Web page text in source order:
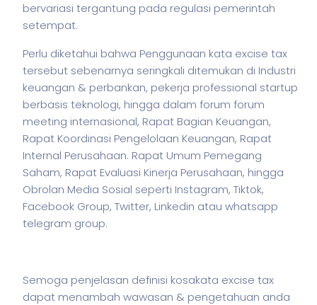
bervariasi tergantung pada regulasi pemerintah
setempat.
Perlu diketahui bahwa Penggunaan kata excise tax
tersebut sebenarnya seringkali ditemukan di Industri
keuangan & perbankan, pekerja professional startup
berbasis teknologi, hingga dalam forum forum
meeting internasional, Rapat Bagian Keuangan,
Rapat Koordinasi Pengelolaan Keuangan, Rapat
Internal Perusahaan. Rapat Umum Pemegang
Saham, Rapat Evaluasi Kinerja Perusahaan, hingga
Obrolan Media Sosial seperti Instagram, Tiktok,
Facebook Group, Twitter, Linkedin atau whatsapp
telegram group.
Semoga penjelasan definisi kosakata excise tax
dapat menambah wawasan & pengetahuan anda